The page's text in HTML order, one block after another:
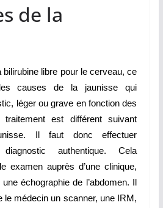
de la
libre pour le cerveau, ce
causes de la jaunisse qui
léger ou grave en fonction des
est différent suivant
Il faut donc effectuer
authentique. Cela
examen auprès d’une clinique,
échographie de l’abdomen. Il
le médecin un scanner, une IRM,